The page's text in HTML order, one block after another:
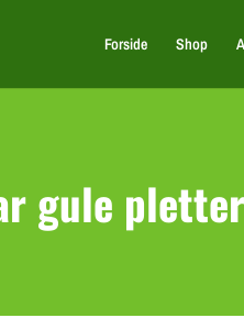
Forside Shop
gule pletter